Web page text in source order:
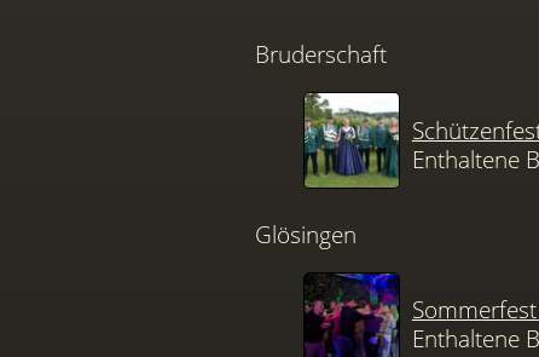
Bruderschaft
Enthaltene
Glösingen
Enthaltene